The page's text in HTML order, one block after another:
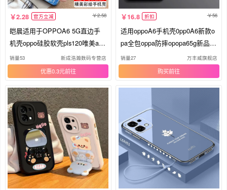
2.28 官方立减 2.58
皑晨适用于OPPOA6 5G直边手
机壳oppo硅胶软壳pls120唯美a6
5g高颜值opooa6微磨砂PLS120
镜头全包pls120保护套
销量53 新成浩瀚数码专营店
优惠0.3元
16.8 折扣 56
适用oppoA6手机壳0pp0A6新款o
pa全包oppa防摔opopa65g新品外
壳PLS120软硅胶磨砂oppoPLS保
护套oppo男女5g后壳
销量27 万丰威旗舰店
购买